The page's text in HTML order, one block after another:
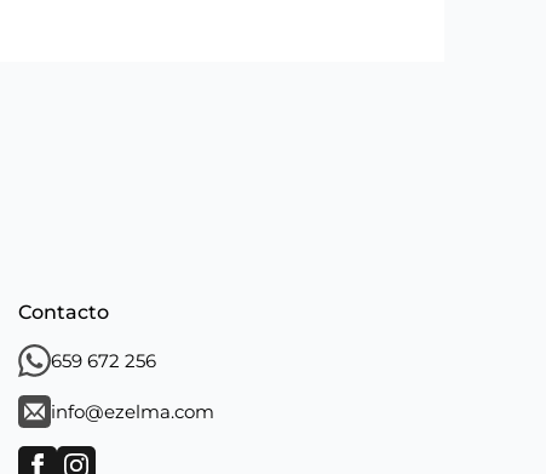
Contacto
659 672 256
info@ezelma.com